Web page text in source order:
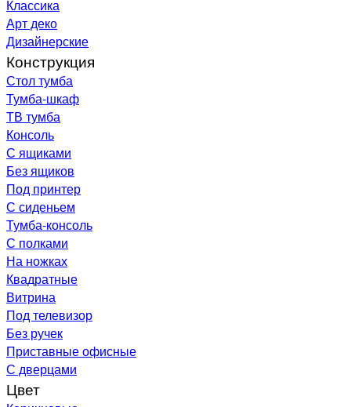
Классика
Арт деко
Дизайнерские
Конструкция
Стол тумба
Тумба-шкаф
ТВ тумба
Консоль
С ящиками
Без ящиков
Под принтер
С сиденьем
Тумба-консоль
С полками
На ножках
Квадратные
Витрина
Под телевизор
Без ручек
Приставные офисные
С дверцами
Цвет